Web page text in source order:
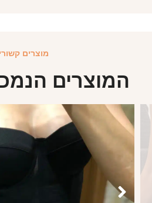
מוצרים
המוצרים